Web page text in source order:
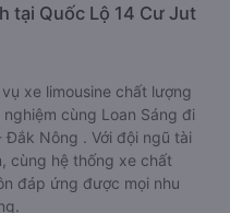
tại Quốc Lộ 14 Cư Jut
xe limousine chất lượng
cùng Loan Sáng đi
Nông . Với đội ngũ tài
cùng hệ thống xe chất
đáp ứng được mọi nhu